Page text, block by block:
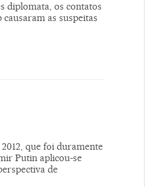
diplomata, os contatos
as suspeitas
que foi duramente
Putin aplicou-se
de